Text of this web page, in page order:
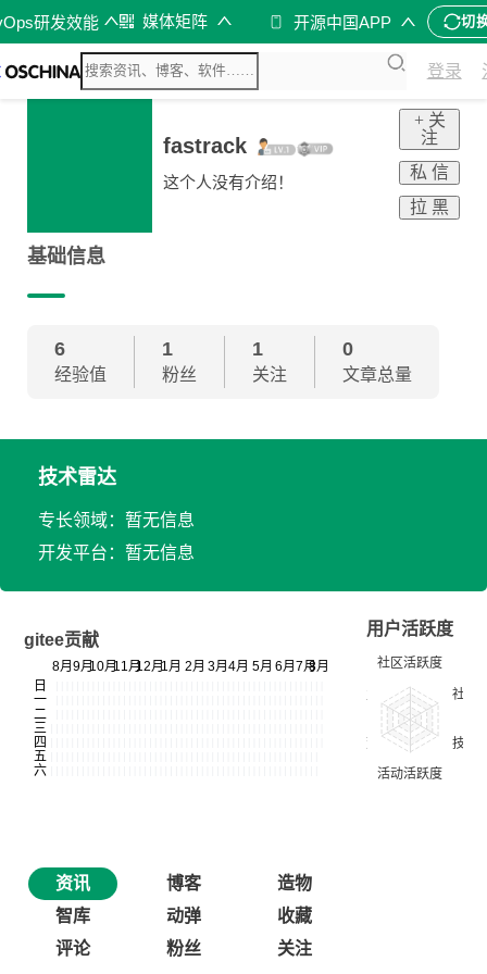
研发效能 媒体矩阵 开源中国APP 切
登录
fastrack
这个人没有介绍！
+ 关
注
私 信
拉 黑
基础信息
6
经验值
1
粉丝
1
关注
0
文章总量
技术雷达
专长领域：暂无信息
开发平台：暂无信息
gitee贡献
用户活跃度
资讯 博客
造物
智库
动弹
收藏
评论
粉丝 关注